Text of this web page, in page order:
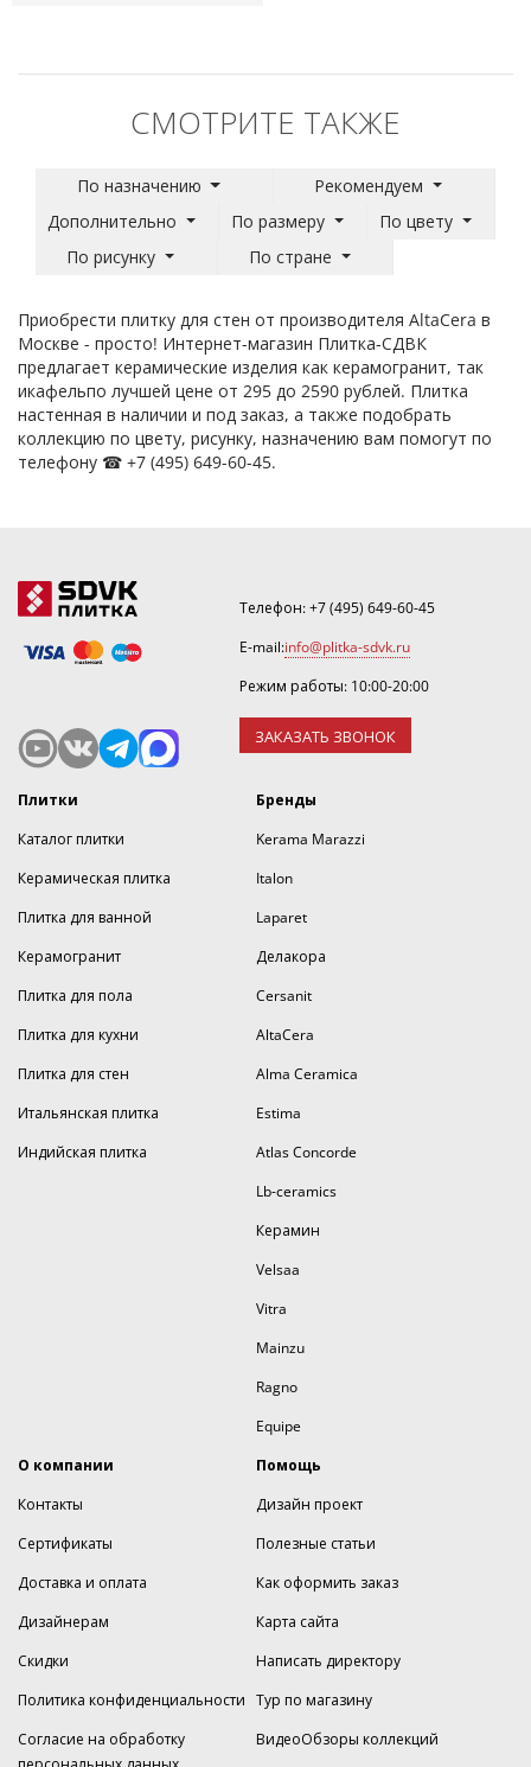
СМОТРИТЕ ТАКЖЕ
По назначению
Рекомендуем
Дополнительно
По размеру
По цвету
По рисунку
По стране
Приобрести плитку для стен от производителя AltaCera в
Москве - просто! Интернет-магазин Плитка-СДВК
предлагает керамические изделия как керамогранит, так
икафельпо лучшей цене от 295 до 2590 рублей. Плитка
настенная в наличии и под заказ, а также подобрать
коллекцию по цвету, рисунку, назначению вам помогут по
телефону ☎ +7 (495) 649-60-45.
Телефон:+7 (495) 649-60-45
E-mail:info@plitka-sdvk.ru
Режим работы: 10:00-20:00
ЗАКАЗАТЬ ЗВОНОК
Плитки
Каталог плитки
Керамическая плитка
Плитка для ванной
Керамогранит
Плитка для пола
Плитка для кухни
Плитка для стен
Итальянская плитка
Индийская плитка
Бренды
Kerama Marazzi
Italon
Laparet
Делакора
Cersanit
AltaCera
Alma Ceramica
Estima
Atlas Concorde
Lb-ceramics
Керамин
Velsaa
Vitra
Mainzu
Ragno
Equipe
О компании
Контакты
Сертификаты
Доставка и оплата
Дизайнерам
Скидки
Политика конфиденциальности
Согласие на обработку
Помощь
Дизайн проект
Полезные статьи
Как оформить заказ
Карта сайта
Написать директору
Тур по магазину
ВидеоОбзоры коллекций